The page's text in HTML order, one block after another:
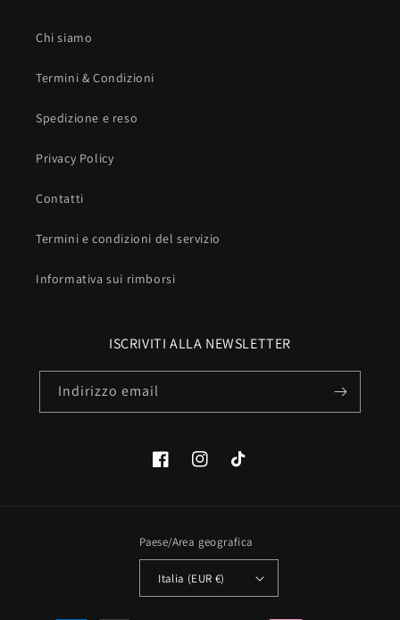
Chi siamo
Termini & Condizioni
Spedizione e reso
Privacy Policy
Contatti
Termini e condizioni del servizio
Informativa sui rimborsi
ISCRIVITI ALLA NEWSLETTER
Indirizzo email
FacebookInstagramTikTok
Paese/Area geografica
Italia (EUR €)